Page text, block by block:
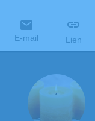
E-mail Lien